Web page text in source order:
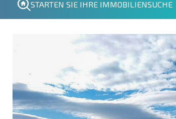
STARTEN SIE IHRE IMMOBILIENSUCHE